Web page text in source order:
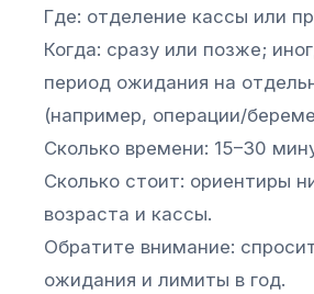
Где: отделение кассы или
Когда: сразу или позже;
период ожидания на
(например, операции/
Сколько времени: 15–30
Сколько стоит: ориентиры
возраста и кассы.
Обратите внимание:
ожидания и лимиты в год.